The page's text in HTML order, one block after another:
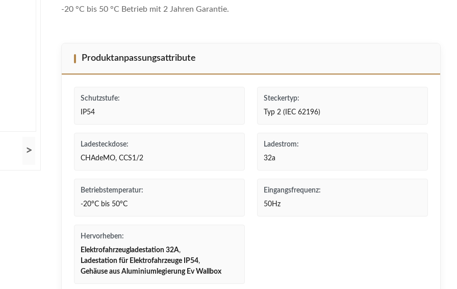
>
-20 °C bis 50 °C Betrieb mit 2 Jahren Garantie.
Produktanpassungsattribute
Schutzstufe:
IP54
Steckertyp:
Typ 2 (IEC 62196)
Ladesteckdose:
CHAdeMO, CCS1/2
Ladestrom:
32a
Betriebstemperatur:
-20°C bis 50°C
Eingangsfrequenz:
50Hz
Hervorheben:
Elektrofahrzeugladestation 32A,
Ladestation für Elektrofahrzeuge IP54,
Gehäuse aus Aluminiumlegierung Ev Wallbox